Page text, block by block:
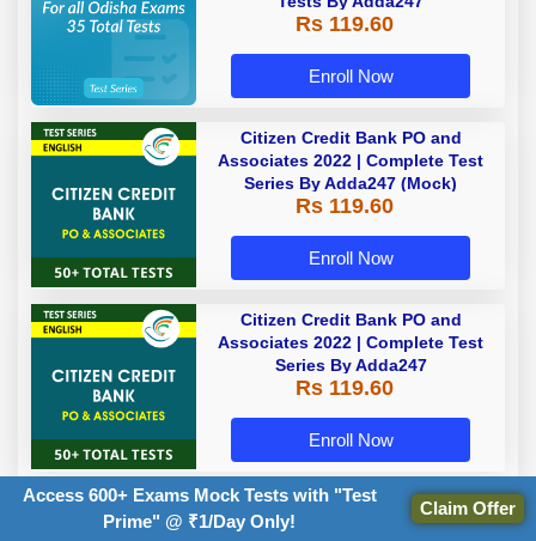
Rs 119.60
Enroll Now
Citizen Credit Bank PO and
Associates 2022 | Complete Test
Series By Adda247 (Mock)
Rs 119.60
Enroll Now
Citizen Credit Bank PO and
Associates 2022 | Complete Test
Series By Adda247
Rs 119.60
Enroll Now
Access 600+ Exams Mock Tests with "Test
Prime" @ ₹1/Day Only!
Claim Offer